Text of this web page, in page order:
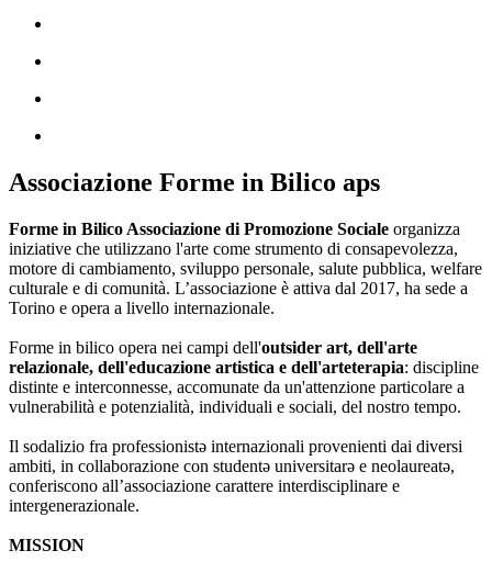
Associazione Forme in Bilico aps
Forme in Bilico Associazione di Promozione Sociale organizza
iniziative che utilizzano l'arte come strumento di consapevolezza,
motore di cambiamento, sviluppo personale, salute pubblica, welfare
culturale e di comunità. L’associazione è attiva dal 2017, ha sede a
Torino e opera a livello internazionale.
Forme in bilico opera nei campi dell'outsider art, dell'arte
relazionale, dell'educazione artistica e dell'arteterapia: discipline
distinte e interconnesse, accomunate da un'attenzione particolare a
vulnerabilità e potenzialità, individuali e sociali, del nostro tempo.
Il sodalizio fra professionistə internazionali provenienti dai diversi
ambiti, in collaborazione con studentə universitarə e neolaureatə,
conferiscono all’associazione carattere interdisciplinare e
intergenerazionale.
MISSION